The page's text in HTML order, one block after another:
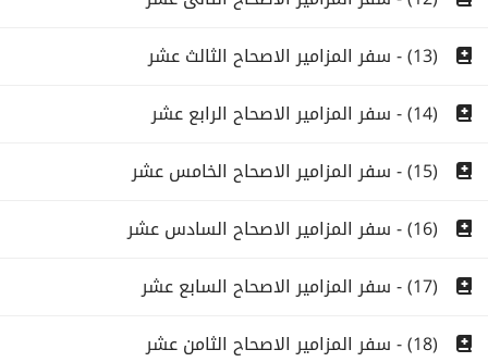
(13) - سفر المزامير الاصحاح الثالث عشر
(14) - سفر المزامير الاصحاح الرابع عشر
(15) - سفر المزامير الاصحاح الخامس عشر
(16) - سفر المزامير الاصحاح السادس عشر
(17) - سفر المزامير الاصحاح السابع عشر
(18) - سفر المزامير الاصحاح الثامن عشر